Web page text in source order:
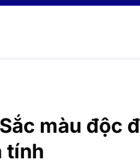
màu độc
tính